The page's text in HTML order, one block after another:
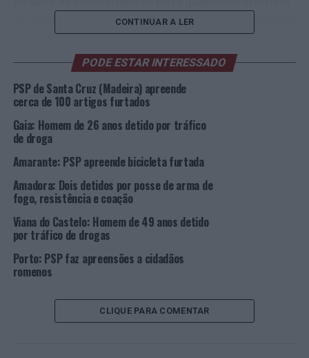
em estabelecimentos comerciais de material tecnológico
e em armazéns de venda de artigos diversificados.
Com base nos elementos probatórios recolhidos pelos
investigadores da PSP, foi desenvolvida uma operação
policial que permitiu dar cumprimento a uma busca
detetar e apreender um vasto número de objetos
relacionados com os assaltos cometidos pelo arguido,
particularmente dois computadores portáteis, um
tablet, uma coluna de som, entre outros artigos
tecnológicos, alegadamente, relacionados com outros
ilícitos.
No decurso das diligências efetuadas pelos
investigadores da PSP foi, ainda, possível apurar que o
arguido já havia sido detido duas vezes, nos primeiros
após subtração e tentativa de furto qualificado a um
posto de abastecimento de combustível situado no
CONTINUAR A LER
PODE ESTAR INTERESSADO
PSP de Santa Cruz (Madeira) apreende
cerca de 100 artigos furtados
Gaia: Homem de 26 anos detido por tráfico
de droga
Amarante: PSP apreende bicicleta furtada
Amadora: Dois detidos por posse de arma de
fogo, resistência e coação
Viana do Castelo: Homem de 49 anos detido
por tráfico de drogas
Porto: PSP faz apreensões a cidadãos
romenos
CLIQUE PARA COMENTAR